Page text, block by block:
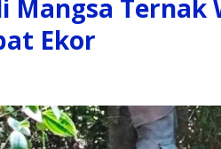
Ternak
Ekor